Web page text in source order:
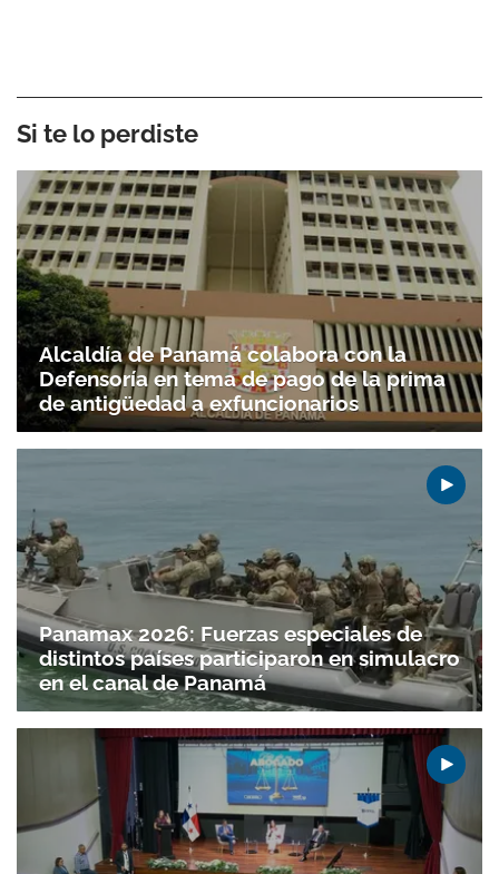
Si te lo perdiste
Alcaldía de Panamá colabora con la
Defensoría en tema de pago de la prima
de antigüedad a exfuncionarios
Panamax 2026: Fuerzas especiales de
distintos países participaron en simulacro
en el canal de Panamá